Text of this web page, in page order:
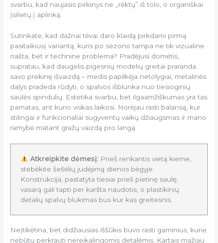
svarbu, kad naujasis pirkinys ne „rėktų” iš tolo, o organiškai
įsilietų į aplinką.
Sutinkate, kad dažnai tėvai daro klaidą pirkdami pirmą
pasitaikiusį variantą, kuris po sezono tampa ne tik vizualine
našta, bet ir technine problema? Pradėjusi domėtis,
supratau, kad daugelis pigesnių modelių greitai praranda
savo prekinę išvaizdą – medis papilkėja netolygiai, metalinės
dalys pradeda rūdyti, o spalvos išblunka nuo tiesioginių
saulės spindulių. Estetika svarbu, bet ilgaamžiškumas yra tas
pamatas, ant kurio viskas laikosi. Norėjau rasti balansą, kur
stilingai ir funkcionaliai sugyventų vaikų džiaugsmas ir mano
ramybė matant gražų vaizdą pro langą.
Atkreipkite dėmesį:Prieš renkantis vietą kieme,
stebėkite šešėlių judėjimą dienos bėgyje.
Konstrukcija, pastatyta tiesiai prieš pietinę saulę,
vasarą gali tapti per karšta naudotis, o plastikinių
detalių spalvų blukimas bus kur kas greitesnis.
Neįtikėtina, bet didžiausias iššūkis buvo rasti gaminius, kurie
nebūtų perkrauti nereikalingomis detalėmis. Kartais mažiau